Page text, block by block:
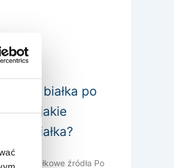
białka po
– jakie
białka?
i białkowe źródła Po